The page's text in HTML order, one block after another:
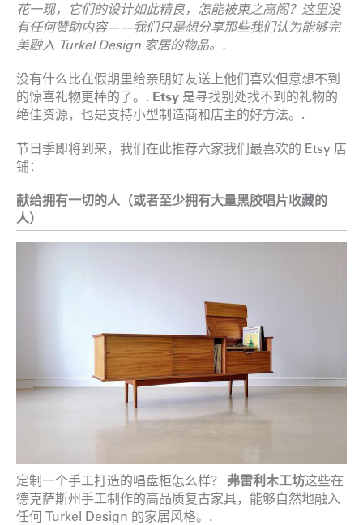
花一现，它们的设计如此精良，怎能被束之高阁？这里没
有任何赞助内容——我们只是想分享那些我们认为能够完
美融入 Turkel Design 家居的物品。.
没有什么比在假期里给亲朋好友送上他们喜欢但意想不到
的惊喜礼物更棒的了。. Etsy 是寻找别处找不到的礼物的
绝佳资源，也是支持小型制造商和店主的好方法。.
节日季即将到来，我们在此推荐六家我们最喜欢的 Etsy 店
铺：
献给拥有一切的人（或者至少拥有大量黑胶唱片收藏的
人）
定制一个手工打造的唱盘柜怎么样？ 弗雷利木工坊这些在
德克萨斯州手工制作的高品质复古家具，能够自然地融入
任何 Turkel Design 的家居风格。.